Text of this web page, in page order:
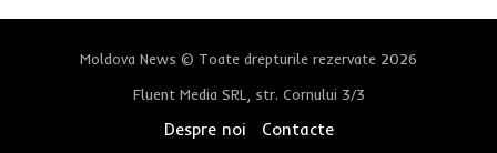
Moldova News © Toate drepturile rezervate 2026
Fluent Media SRL, str. Cornului 3/3
Despre noi Contacte